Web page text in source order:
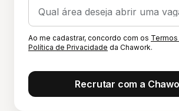
Ao me cadastrar, concordo com os
Política de Privacidade da Chawork.
Recrutar com a